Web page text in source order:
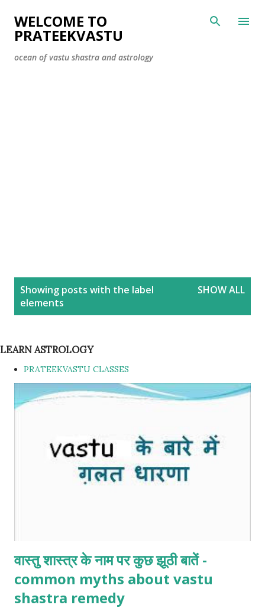
Skip to main content
WELCOME TO
PRATEEKVASTU
ocean of vastu shastra and astrology
s
Showing posts with the label
elements
SHOW ALL
LEARN ASTROLOGY
PRATEEKVASTU CLASSES
वास्तु शास्त्र के नाम पर कुछ झूठी बातें -
common myths about vastu
shastra remedy